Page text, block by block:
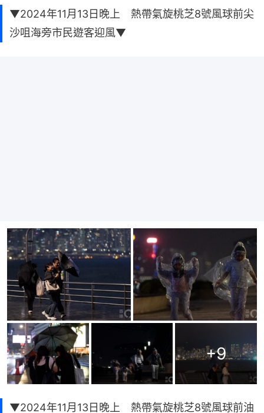
▼2024年11月13日晚上 熱帶氣旋桃芝8號風球前尖
沙咀海旁市民遊客迎風▼
+9
▼2024年11月13日晚上 熱帶氣旋桃芝8號風球前油